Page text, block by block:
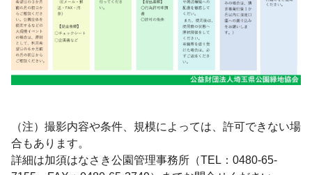
（注）撮影内容や条件、規模によっては、許可できない場
合もあります。
詳細は加須はなさき公園管理事務所（TEL：0480-65-